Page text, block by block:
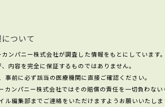
ついて
ンパニー株式会社が調査した情報をもとにしています。
内容を完全に保証するものではありません。
前に必ず該当の医療機関に直接ご確認ください。
ンパニー株式会社ではその賠償の責任を一切負わない
編集部までご連絡をいただけますようお願いいたしま